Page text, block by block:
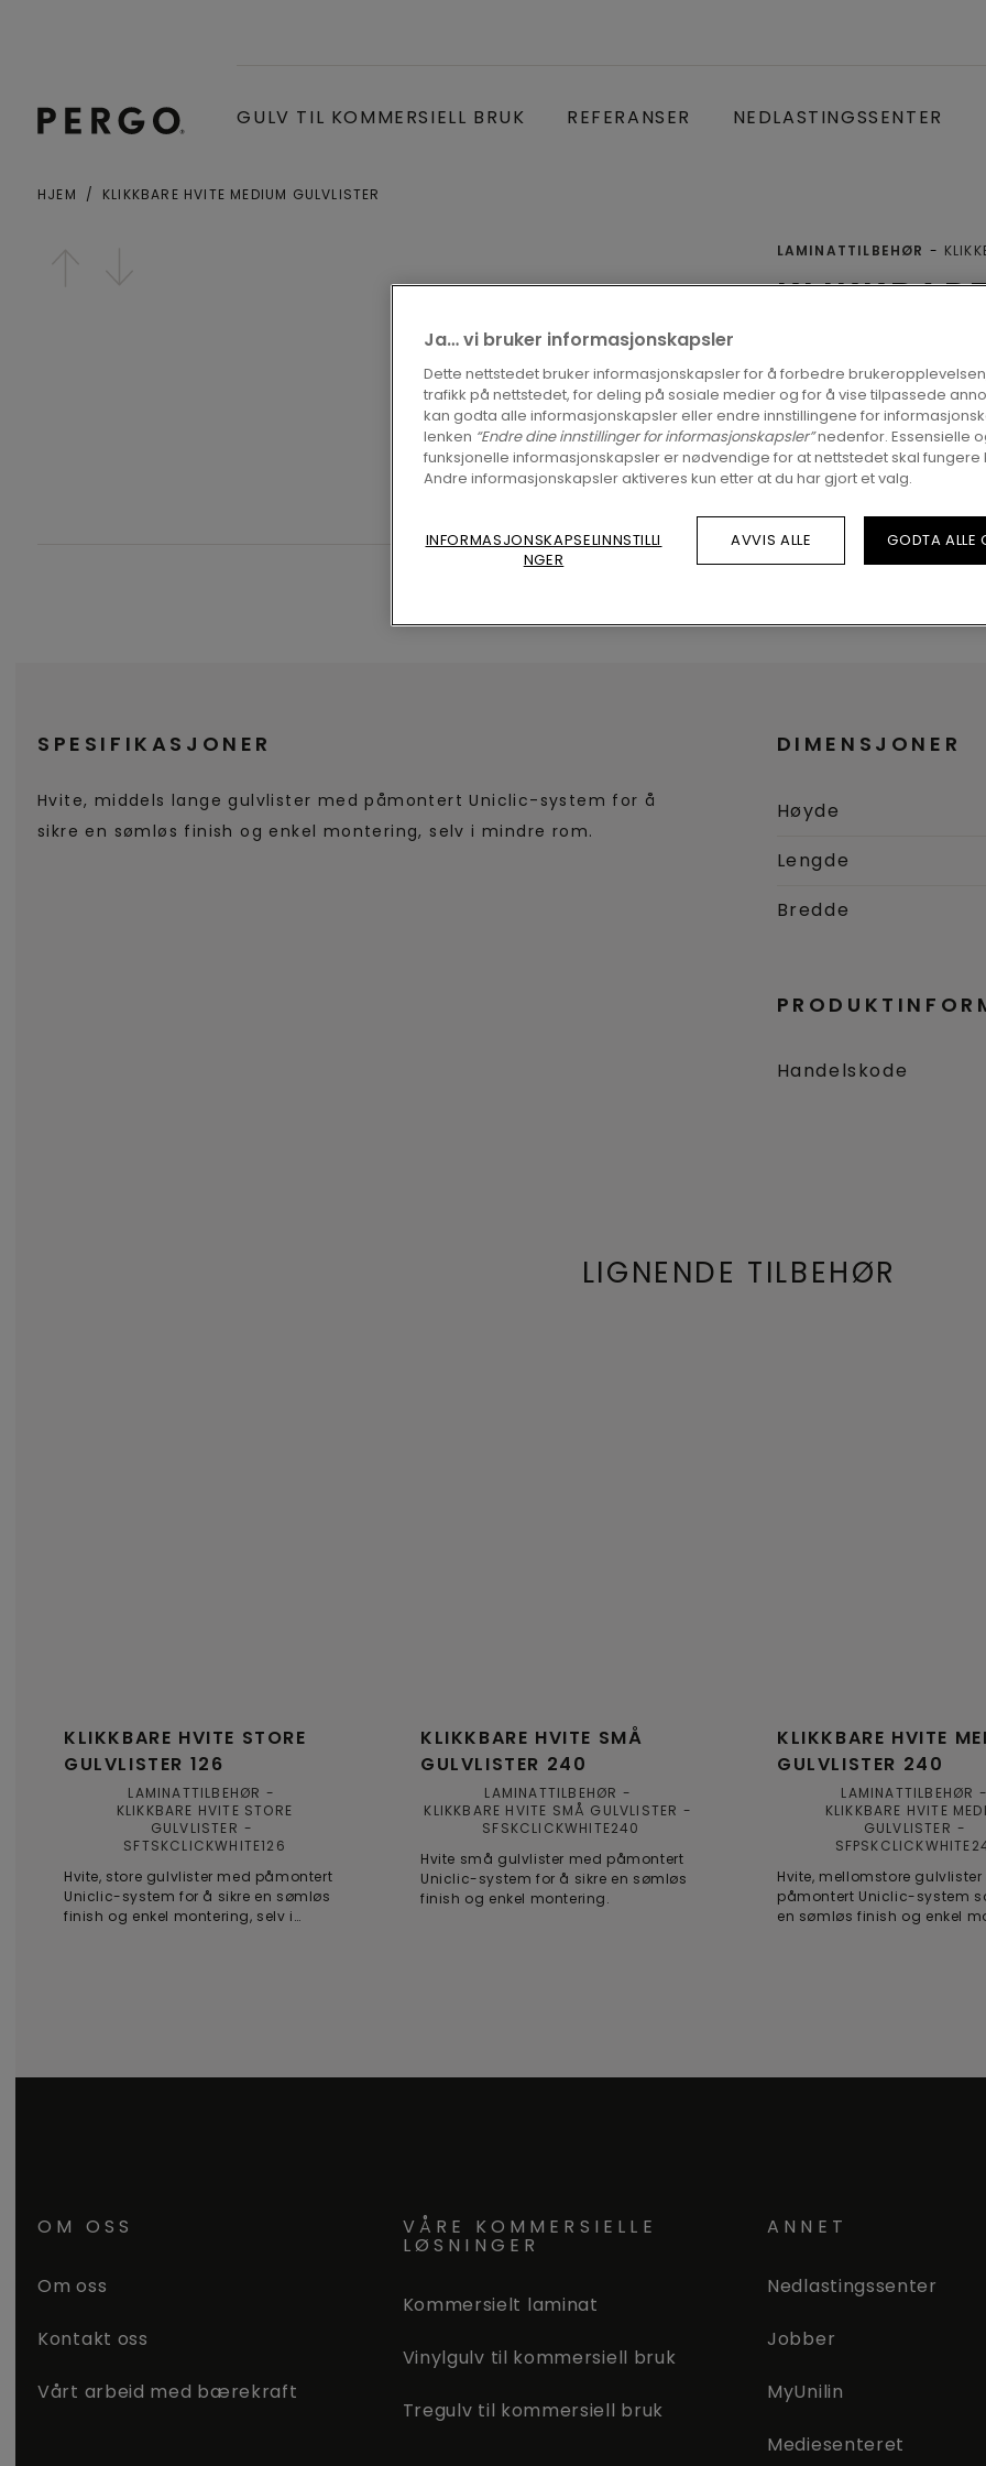
GULV TIL KOMMERSIELL BRUK REFERANSER NEDLASTINGSSENTER
HJEM KLIKKBARE HVITE MEDIUM GULVLISTER
LAMINATTILBEHØR
Lister
Dimensjoner Produktdata
SPESIFIKASJONER
Hvite, middels lange gulvlister med påmontert Uniclic-system for å
sikre en sømløs finish og enkel montering, selv i mindre rom.
DIMENSJONER
Høyde
Lengde
Bredde
Handelskode
LIGNENDE TILBEHØR
KLIKKBARE HVITE STORE
GULVLISTER 126
LAMINATTILBEHØR
KLIKKBARE HVITE STORE
GULVLISTER
SFTSKCLICKWHITE126
Hvite, store gulvlister med påmontert
Uniclic-system for å sikre en sømløs
finish og enkel montering, selv i
KLIKKBARE HVITE SMÅ
GULVLISTER 240
LAMINATTILBEHØR
KLIKKBARE HVITE SMÅ GULVLISTER
SFSKCLICKWHITE240
Hvite små gulvlister med påmontert
Uniclic-system for å sikre en sømløs
finish og enkel montering.
KLIKKBARE HVITE
GULVLISTER 240
LAMINATTILBEHØR
KLIKKBARE HVITE
GULVLISTER
Hvite, mellomstore gulvlister
påmontert Uniclic-system
en sømløs finish og enkel
OM OSS
Om oss
Kontakt oss
Vårt arbeid med bærekraft
VÅRE KOMMERSIELLE
LØSNINGER
Kommersielt laminat
Vinylgulv til kommersiell bruk
Tregulv til kommersiell bruk
ANNET
Nedlastingssenter
Jobber
MyUnilin
Mediesenteret
Ja… vi bruker informasjonskapsler
Dette nettstedet bruker informasjonskapsler for å forbedre
trafikk på nettstedet, for deling på sosiale medier og for å vise tilpassede
kan godta alle informasjonskapsler eller endre innstillingene for
lenken “Endre dine innstillinger for informasjonskapsler”nedenfor. Essensielle
funksjonelle informasjonskapsler er nødvendige for at nettstedet skal fungere
Andre informasjonskapsler aktiveres kun etter at du har gjort et valg.
INFORMASJONSKAPSELINNSTILLI
NGER
AVVIS ALLE GODTA ALLE